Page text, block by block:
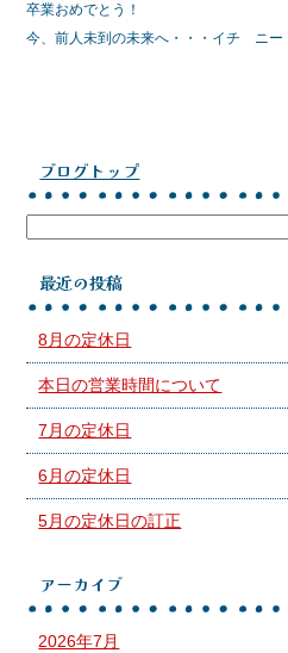
卒業おめでとう！
今、前人未到の未来へ・・・イチ ニ
ブログトップ
最近の投稿
8月の定休日
本日の営業時間について
7月の定休日
6月の定休日
5月の定休日の訂正
アーカイブ
2026年7月